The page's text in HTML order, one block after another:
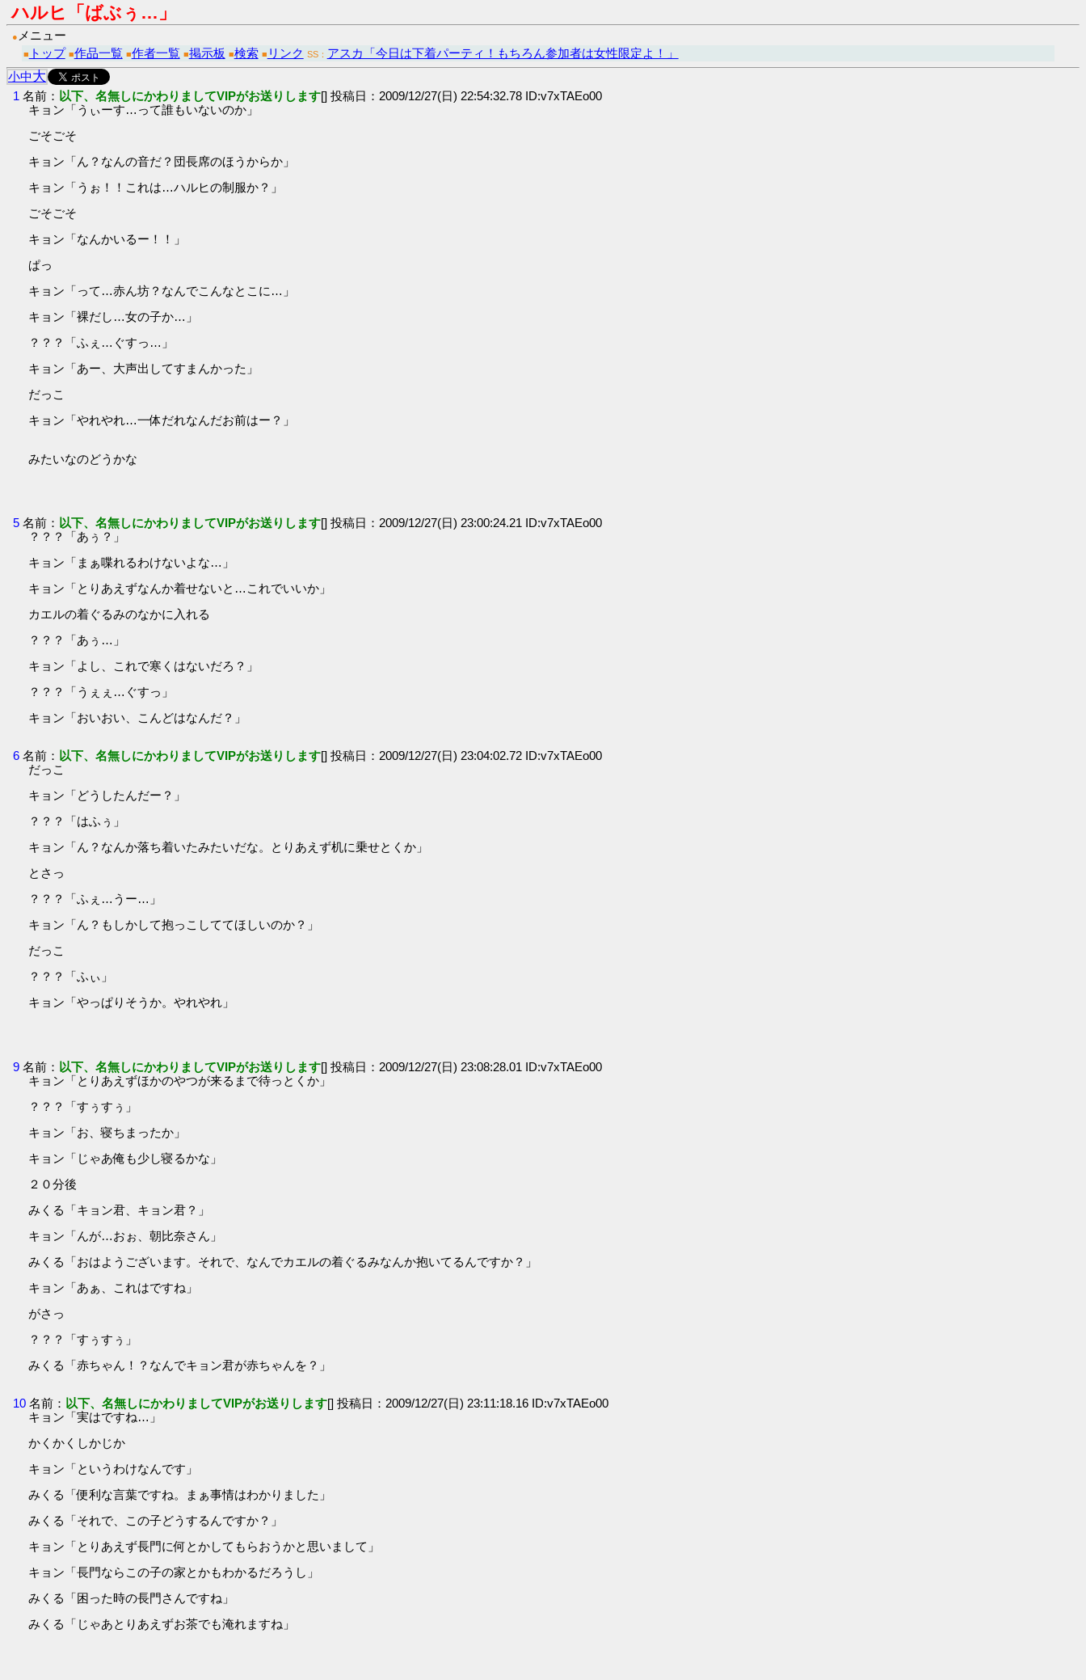
ハルヒ「ばぶぅ…」
● メニュー
■ トップ ■作品一覧 ■作者一覧 ■掲示板 ■検索 ■ リンク SS： アスカ「今日は下着パーティ！もちろん参加者は女性限定よ！」
小中大
1 名前： 以下、名無しにかわりましてVIPがお送りします[] 投稿日：2009/12/27(日) 22:54:32.78 ID:v7xTAEo00
キョン「うぃーす…って誰もいないのか」
ごそごそ
キョン「ん？なんの音だ？団長席のほうからか」
キョン「うぉ！！これは…ハルヒの制服か？」
ごそごそ
キョン「なんかいるー！！」
ぱっ
キョン「って…赤ん坊？なんでこんなとこに…」
キョン「裸だし…女の子か…」
？？？「ふぇ…ぐすっ…」
キョン「あー、大声出してすまんかった」
だっこ
キョン「やれやれ…一体だれなんだお前はー？」
みたいなのどうかな
5 名前： 以下、名無しにかわりましてVIPがお送りします[] 投稿日：2009/12/27(日) 23:00:24.21 ID:v7xTAEo00
？？？「あぅ？」
キョン「まぁ喋れるわけないよな…」
キョン「とりあえずなんか着せないと…これでいいか」
カエルの着ぐるみのなかに入れる
？？？「あぅ…」
キョン「よし、これで寒くはないだろ？」
？？？「うぇぇ…ぐすっ」
キョン「おいおい、こんどはなんだ？」
6 名前： 以下、名無しにかわりましてVIPがお送りします[] 投稿日：2009/12/27(日) 23:04:02.72 ID:v7xTAEo00
だっこ
キョン「どうしたんだー？」
？？？「はふぅ」
キョン「ん？なんか落ち着いたみたいだな。とりあえず机に乗せとくか」
とさっ
？？？「ふぇ…うー…」
キョン「ん？もしかして抱っこしててほしいのか？」
だっこ
？？？「ふぃ」
キョン「やっぱりそうか。やれやれ」
9 名前： 以下、名無しにかわりましてVIPがお送りします[] 投稿日：2009/12/27(日) 23:08:28.01 ID:v7xTAEo00
キョン「とりあえずほかのやつが来るまで待っとくか」
？？？「すぅすぅ」
キョン「お、寝ちまったか」
キョン「じゃあ俺も少し寝るかな」
２０分後
みくる「キョン君、キョン君？」
キョン「んが…おぉ、朝比奈さん」
みくる「おはようございます。それで、なんでカエルの着ぐるみなんか抱いてるんですか？」
キョン「あぁ、これはですね」
がさっ
？？？「すぅすぅ」
みくる「赤ちゃん！？なんでキョン君が赤ちゃんを？」
10 名前： 以下、名無しにかわりましてVIPがお送りします[] 投稿日：2009/12/27(日) 23:11:18.16 ID:v7xTAEo00
キョン「実はですね…」
かくかくしかじか
キョン「というわけなんです」
みくる「便利な言葉ですね。まぁ事情はわかりました」
みくる「それで、この子どうするんですか？」
キョン「とりあえず長門に何とかしてもらおうかと思いまして」
キョン「長門ならこの子の家とかもわかるだろうし」
みくる「困った時の長門さんですね」
みくる「じゃあとりあえずお茶でも淹れますね」